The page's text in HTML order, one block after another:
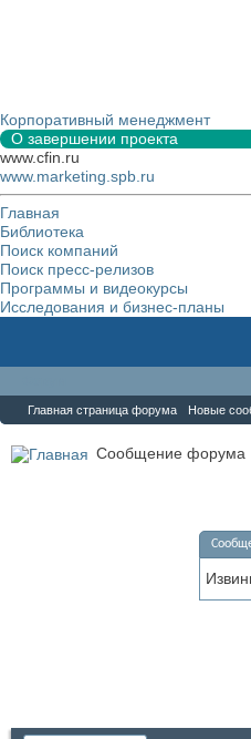
Корпоративный менеджмент
О завершении проекта
www.cfin.ru
www.marketing.spb.ru
Главная
Библиотека
Поиск компаний
Поиск пресс-релизов
Программы и видеокурсы
Исследования и бизнес-планы
Главная страница форума Новые
Сообщение форума